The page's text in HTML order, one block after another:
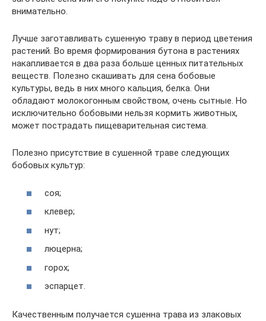
внимательно.
Лучше заготавливать сушенную траву в период цветения
растений. Во время формирования бутона в растениях
накапливается в два раза больше ценных питательных
веществ. Полезно скашивать для сена бобовые
культуры, ведь в них много кальция, белка. Они
обладают молокогонным свойством, очень сытные. Но
исключительно бобовыми нельзя кормить животных,
может пострадать пищеварительная система.
Полезно присутствие в сушенной траве следующих
бобовых культур:
соя;
клевер;
нут;
люцерна;
горох;
эспарцет.
Качественным получается сушенна трава из злаковых